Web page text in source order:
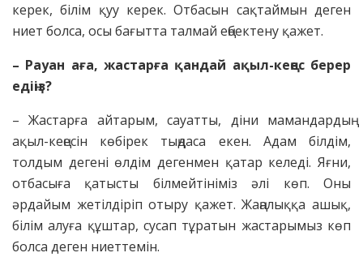
керек, білім қуу керек. Отбасын сақтаймын деген
ниет болса, осы бағытта талмай еңбектену қажет.
– Рауан аға, жастарға қандай ақыл-кеңес берер
едіңіз?
– Жастарға айтарым, сауатты, діни мамандардың
ақыл-кеңесін көбірек тыңдаса екен. Адам білдім,
толдым дегені өлдім дегенмен қатар келеді. Яғни,
отбасыға қатысты білмейтініміз әлі көп. Оны
әрдайым жетілдіріп отыру қажет. Жаңалыққа ашық,
білім алуға құштар, сусап тұратын жастарымыз көп
болса деген ниеттемін.